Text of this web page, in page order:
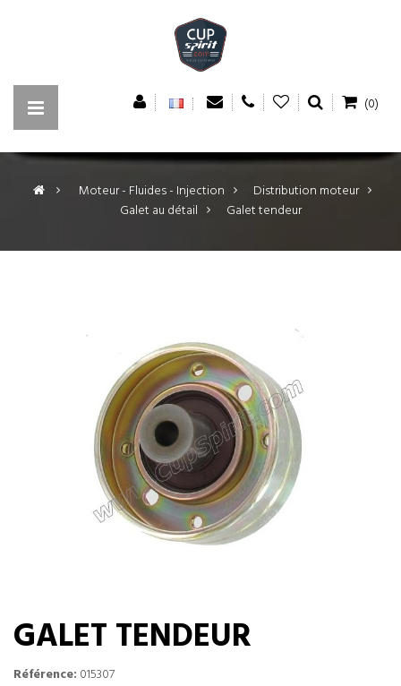
(0)
> Moteur - Fluides - Injection >
Distribution moteur
Galet au détail > Galet tendeur
GALET TENDEUR
Référence: 015307